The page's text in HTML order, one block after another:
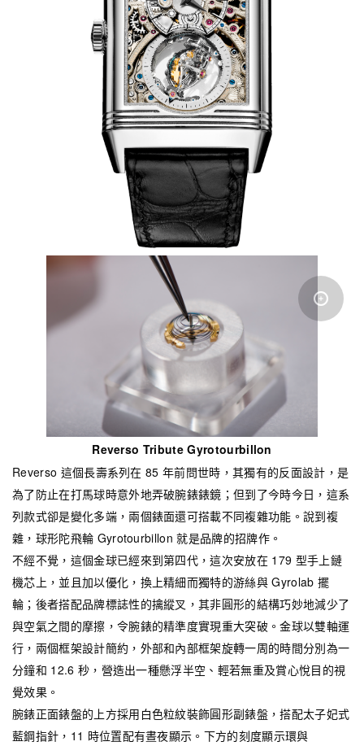
Reverso Tribute Gyrotourbillon
Reverso 這個長壽系列在 85 年前問世時，其獨有的反面設計，是
為了防止在打馬球時意外地弄破腕錶錶鏡；但到了今時今日，這系
列款式卻是變化多端，兩個錶面還可搭載不同複雜功能。說到複
雜，球形陀飛輪 Gyrotourbillon 就是品牌的招牌作。
不經不覺，這個金球已經來到第四代，這次安放在 179 型手上鏈
機芯上，並且加以優化，換上精細而獨特的游絲與 Gyrolab 擺
輪；後者搭配品牌標誌性的擒縱叉，其非圓形的結構巧妙地減少了
與空氣之間的摩擦，令腕錶的精準度實現重大突破。金球以雙軸運
行，兩個框架設計簡約，外部和內部框架旋轉一周的時間分別為一
分鐘和 12.6 秒，營造出一種懸浮半空、輕若無重及賞心悅目的視
覺效果。
腕錶正面錶盤的上方採用白色粒紋裝飾圓形副錶盤，搭配太子妃式
藍鋼指針，11 時位置配有晝夜顯示。下方的刻度顯示環與